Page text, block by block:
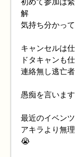
解
気持ち分かっ
キャンセルは
ドタキャンも
連絡無し逃亡
愚痴を言います
最近のイベン
アキラより無
😭